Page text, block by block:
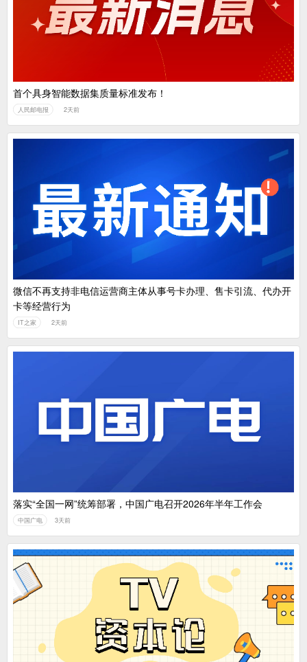
首个具身智能数据集质量标准发布！
人民邮电报 2天前
微信不再支持非电信运营商主体从事号卡办理、售卡引流、代办开
卡等经营行为
IT之家 2天前
落实“全国一网”统筹部署，中国广电召开2026年半年工作会
中国广电 3天前